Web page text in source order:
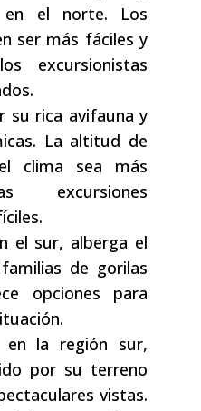
en el norte. Los
ser más fáciles y
excursionistas
su rica avifauna y
La altitud de
clima sea más
el sur, alberga el
de gorilas
opciones para
en la región sur,
por su terreno
vistas.